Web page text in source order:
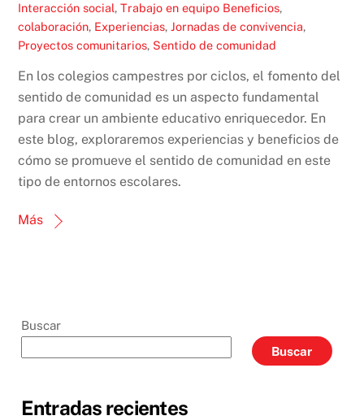
Interacción social,Trabajo en equipo Beneficios,
colaboración, Experiencias,Jornadas de convivencia,
Proyectos comunitarios, Sentido de comunidad
En los colegios campestres por ciclos, el fomento del
sentido de comunidad es un aspecto fundamental
para crear un ambiente educativo enriquecedor. En
este blog, exploraremos experiencias y beneficios de
cómo se promueve el sentido de comunidad en este
tipo de entornos escolares.
Más
Buscar
Buscar
Entradas recientes